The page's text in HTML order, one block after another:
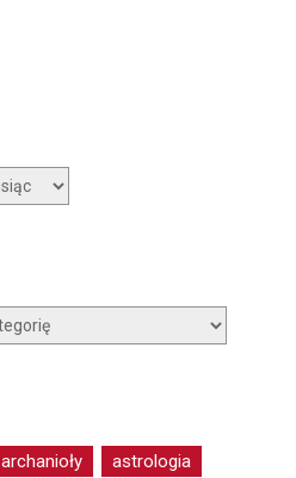
archanioły
astrologia